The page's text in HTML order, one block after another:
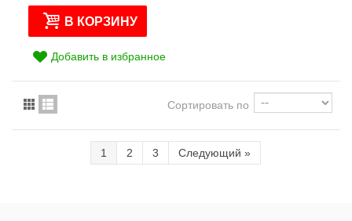
В КОРЗИНУ
Добавить в избранное
Сортировать по
1 2 3 Следующий »